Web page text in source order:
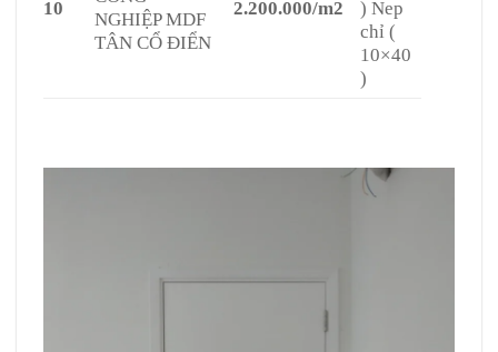
10
NGHIỆP MDF
TÂN CỔ ĐIỂN
2.200.000/m2
) Nep
chỉ (
10×40
)